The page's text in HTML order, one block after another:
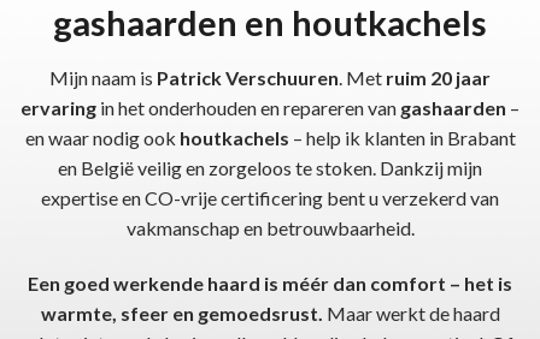
gashaarden en houtkachels
Mijn naam is Patrick Verschuuren. Met ruim 20 jaar
ervaring in het onderhouden en repareren van gashaarden –
en waar nodig ook houtkachels – help ik klanten in Brabant
en België veilig en zorgeloos te stoken. Dankzij mijn
expertise en CO-vrije certificering bent u verzekerd van
vakmanschap en betrouwbaarheid.
Een goed werkende haard is méér dan comfort – het is
warmte, sfeer en gemoedsrust. Maar werkt de haard